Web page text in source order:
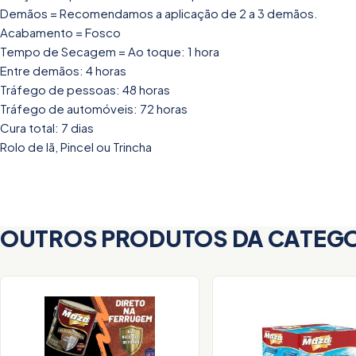
Demãos = Recomendamos a aplicação de 2 a 3 demãos.
Acabamento = Fosco
Tempo de Secagem = Ao toque: 1 hora
Entre demãos: 4 horas
Tráfego de pessoas: 48 horas
Tráfego de automóveis: 72 horas
Cura total: 7 dias
Rolo de lã, Pincel ou Trincha
OUTROS PRODUTOS DA